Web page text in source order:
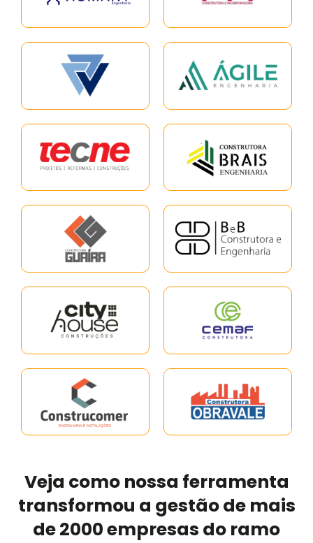
Veja como nossa ferramenta
transformou a gestão de mais
de 2000 empresas do ramo